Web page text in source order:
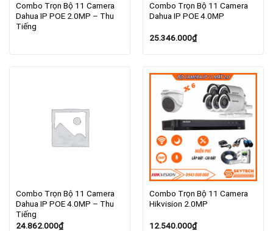
Combo Trọn Bộ 11 Camera
Dahua IP POE 2.0MP – Thu
Tiếng
Combo Trọn Bộ 11 Camera
Dahua IP POE 4.0MP
25.346.000₫
Combo Trọn Bộ 11 Camera
Dahua IP POE 4.0MP – Thu
Tiếng
24.862.000₫
Combo Trọn Bộ 11 Camera
Hikvision 2.0MP
12.540.000₫